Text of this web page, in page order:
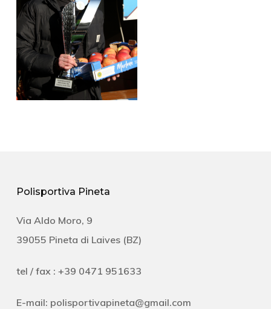
Polisportiva Pineta
Via Aldo Moro, 9
39055 Pineta di Laives (BZ)
tel / fax : +39 0471 951633
E-mail: polisportivapineta@gmail.com